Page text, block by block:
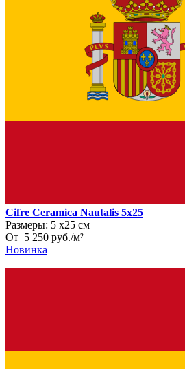
Cifre Ceramica Nautalis 5x25
Размеры: 5 х25 см
От 5 250 руб./м²
Новинка